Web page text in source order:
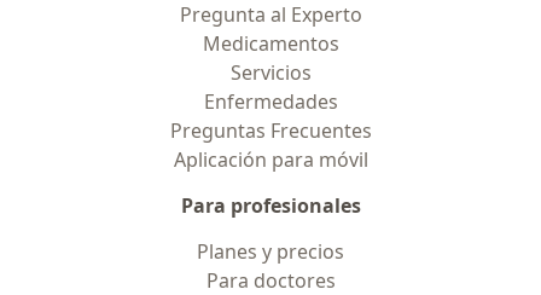
Pregunta al Experto
Medicamentos
Servicios
Enfermedades
Preguntas Frecuentes
Aplicación para móvil
Para profesionales
Planes y precios
Para doctores